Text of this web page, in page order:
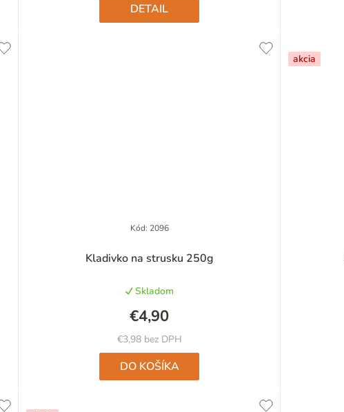
DETAIL
Kladivko na strusku 250g
hodnotenie
je
4,9
z
5
hviezdičiek.
Skladom
€3,98 bez DPH
€4,90
DO KOŠÍKA
Kód: 2096
akcia